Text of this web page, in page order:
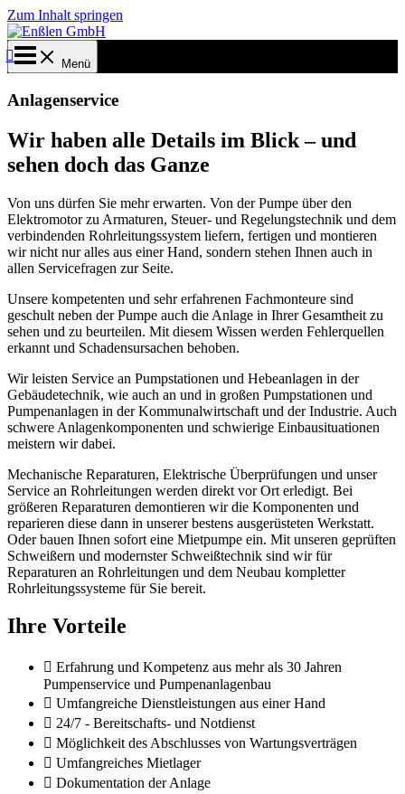
Zum Inhalt springen
Menü
Anlagenservice
Wir haben alle Details im Blick – und
sehen doch das Ganze
Von uns dürfen Sie mehr erwarten. Von der Pumpe über den
Elektromotor zu Armaturen, Steuer- und Regelungstechnik und dem
verbindenden Rohrleitungssystem liefern, fertigen und montieren
wir nicht nur alles aus einer Hand, sondern stehen Ihnen auch in
allen Servicefragen zur Seite.
Unsere kompetenten und sehr erfahrenen Fachmonteure sind
geschult neben der Pumpe auch die Anlage in Ihrer Gesamtheit zu
sehen und zu beurteilen. Mit diesem Wissen werden Fehlerquellen
erkannt und Schadensursachen behoben.
Wir leisten Service an Pumpstationen und Hebeanlagen in der
Gebäudetechnik, wie auch an und in großen Pumpstationen und
Pumpenanlagen in der Kommunalwirtschaft und der Industrie. Auch
schwere Anlagenkomponenten und schwierige Einbausituationen
meistern wir dabei.
Mechanische Reparaturen, Elektrische Überprüfungen und unser
Service an Rohrleitungen werden direkt vor Ort erledigt. Bei
größeren Reparaturen demontieren wir die Komponenten und
reparieren diese dann in unserer bestens ausgerüsteten Werkstatt.
Oder bauen Ihnen sofort eine Mietpumpe ein. Mit unseren geprüften
Schweißern und modernster Schweißtechnik sind wir für
Reparaturen an Rohrleitungen und dem Neubau kompletter
Rohrleitungssysteme für Sie bereit.
Ihre Vorteile
Erfahrung und Kompetenz aus mehr als 30 Jahren
Pumpenservice und Pumpenanlagenbau
Umfangreiche Dienstleistungen aus einer Hand
24/7 - Bereitschafts- und Notdienst
Möglichkeit des Abschlusses von Wartungsverträgen
Umfangreiches Mietlager
Dokumentation der Anlage